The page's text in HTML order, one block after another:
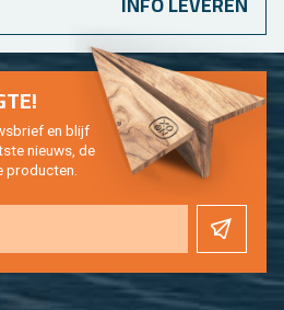
en blijf
nieuws, de
pro­duc­ten.